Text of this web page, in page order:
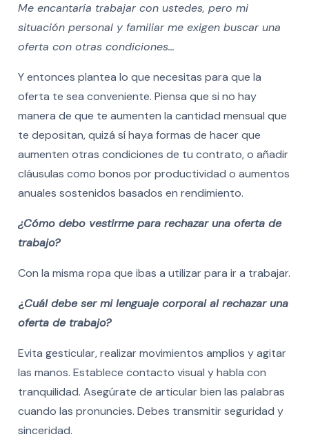
Me encantaría trabajar con ustedes, pero mi
situación personal y familiar me exigen buscar una
oferta con otras condiciones…
Y entonces plantea lo que necesitas para que la
oferta te sea conveniente. Piensa que si no hay
manera de que te aumenten la cantidad mensual que
te depositan, quizá sí haya formas de hacer que
aumenten otras condiciones de tu contrato, o añadir
cláusulas como bonos por productividad o aumentos
anuales sostenidos basados en rendimiento.
¿Cómo debo vestirme para rechazar una oferta de
trabajo?
Con la misma ropa que ibas a utilizar para ir a trabajar.
¿Cuál debe ser mi lenguaje corporal al rechazar una
oferta de trabajo?
Evita gesticular, realizar movimientos amplios y agitar
las manos. Establece contacto visual y habla con
tranquilidad. Asegúrate de articular bien las palabras
cuando las pronuncies. Debes transmitir seguridad y
sinceridad.